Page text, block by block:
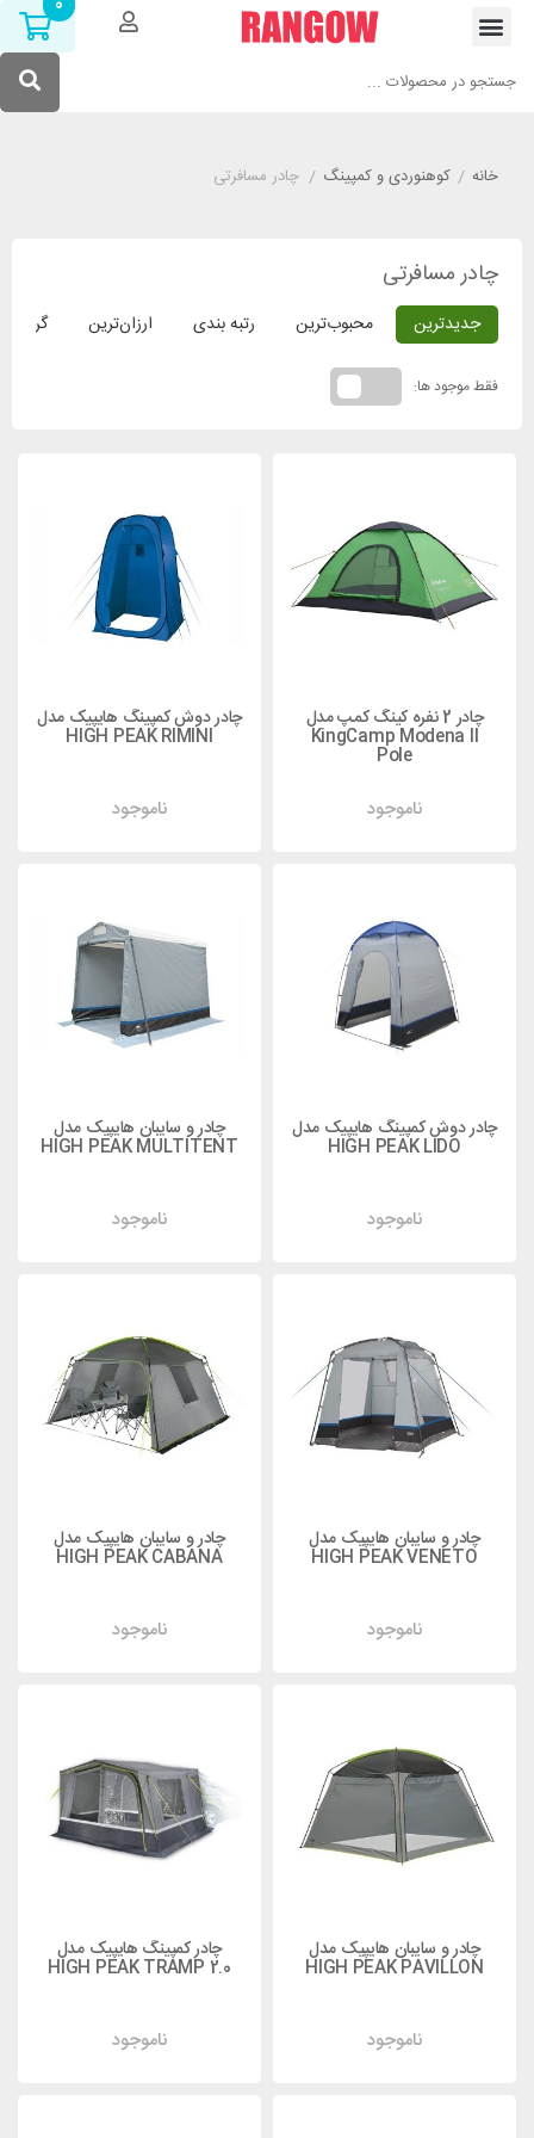
خانه/ کوهنوردی و کمپینگ/ چادر مسافرتی
چادر مسافرتی
جدیدترین محبوب‌ترین رتبه بندی ارزان‌ترین گران‌ترین
فقط موجود ها:
چادر 2 نفره کینگ کمپ مدل
KingCamp Modena II
Pole
ناموجود
چادر دوش کمپینگ هایپیک مدل
HIGH PEAK RIMINI
ناموجود
چادر دوش کمپینگ هایپیک مدل
HIGH PEAK LIDO
ناموجود
چادر و سایبان هایپیک مدل
HIGH PEAK MULTITENT
ناموجود
چادر و سایبان هایپیک مدل
HIGH PEAK VENETO
ناموجود
چادر و سایبان هایپیک مدل
HIGH PEAK CABANA
ناموجود
چادر و سایبان هایپیک مدل
HIGH PEAK PAVILLON
ناموجود
چادر کمپینگ هایپیک مدل
HIGH PEAK TRAMP 2.0
ناموجود